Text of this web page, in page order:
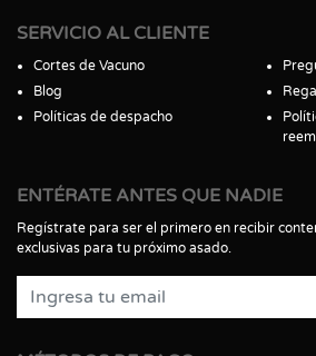
SERVICIO AL CLIENTE
Cortes de Vacuno
Blog
Políticas de despacho
ENTÉRATE ANTES QUE NADIE
Regístrate para ser el primero en recibir
exclusivas para tu próximo asado.